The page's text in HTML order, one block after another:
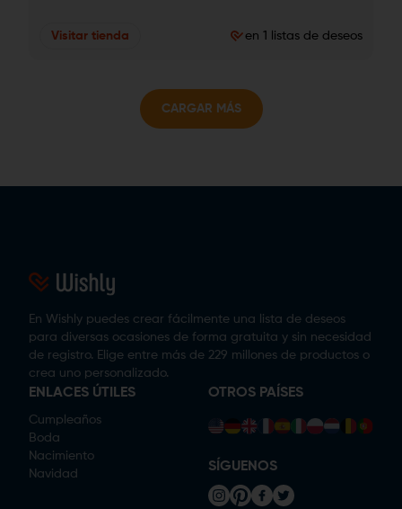
Visitar tienda en 1 listas de deseos
CARGAR MÁS
En Wishly puedes crear fácilmente una lista de deseos
para diversas ocasiones de forma gratuita y sin necesidad
de registro. Elige entre más de 229 millones de productos o
crea uno personalizado.
ENLACES ÚTILES
Cumpleaños
Boda
Nacimiento
Navidad
OTROS PAÍSES
SÍGUENOS